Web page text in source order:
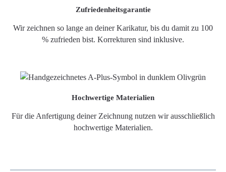
Zufriedenheitsgarantie
Wir zeichnen so lange an deiner Karikatur, bis du damit zu 100
% zufrieden bist. Korrekturen sind inklusive.
Hochwertige Materialien
Für die Anfertigung deiner Zeichnung nutzen wir ausschließlich
hochwertige Materialien.